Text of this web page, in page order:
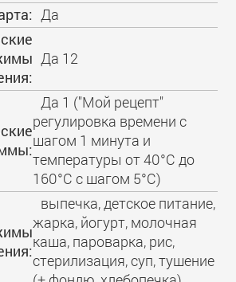
Да
Да 12
Да 1 ("Мой рецепт"
регулировка времени с
шагом 1 минута и
температуры от 40°С до
160°С с шагом 5°С)
выпечка, детское питание,
жарка, йогурт, молочная
каша, пароварка, рис,
стерилизация, суп, тушение